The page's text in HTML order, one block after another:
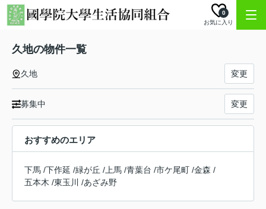
お気に入り
0
久地の物件一覧
久地 変更
募集中 変更
おすすめのエリア
下馬 /下作延 /緑が丘 / 上馬 /青葉台 /市ケ尾町 /金森 /
五本木 /東玉川 /あざみ野